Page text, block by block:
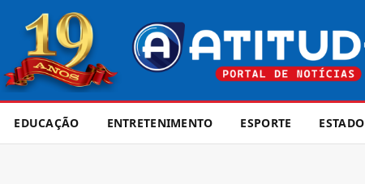
EDUCAÇÃO ENTRETENIMENTO ESPORTE ESTADO